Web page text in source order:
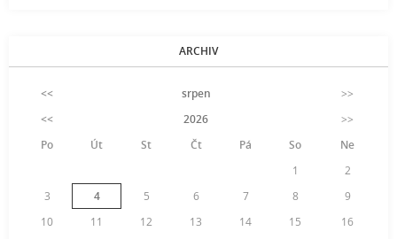
ARCHIV
<< srpen
>>
<<
2026
>>
Po
Út St Čt Pá So
Ne
1
2
3
4 5 6 7 8
9
10
11 12 13 14 15
16